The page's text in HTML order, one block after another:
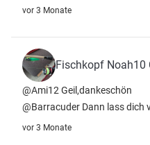
vor 3 Monate
Fischkopf Noah10
@Ami12 Geil,dankeschön
@Barracuder Dann lass dich
vor 3 Monate